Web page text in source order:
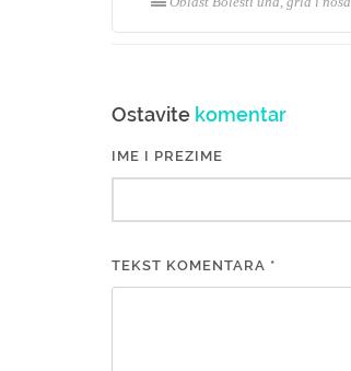
Ostavite komentar
IME I PREZIME
TEKST KOMENTARA *